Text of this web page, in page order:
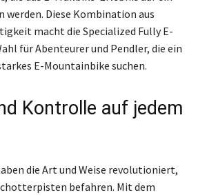
werden. Diese Kombination aus
macht die Specialized Fully E-
für Abenteurer und Pendler, die ein
E-Mountainbike suchen.
Kontrolle auf jedem
die Art und Weise revolutioniert,
befahren. Mit dem